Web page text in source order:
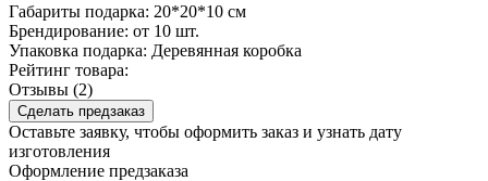
Габариты подарка: 20*20*10 см
Брендирование: от 10 шт.
Упаковка подарка: Деревянная коробка
Рейтинг товара:
Отзывы (2)
Сделать предзаказ
Оставьте заявку, чтобы оформить заказ и узнать дату
изготовления
Оформление предзаказа